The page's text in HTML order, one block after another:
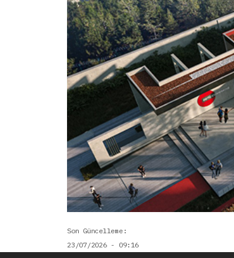
Son Güncelleme
23/07/2026 - 09:16